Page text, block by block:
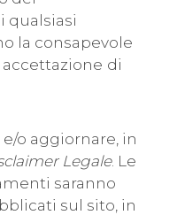
qualsiasi
la consapevole
di
o aggiornare, in
Legale. Le
saranno
sul sito, in